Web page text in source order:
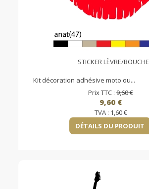
STICKER LÈVRE/BOUCHE
Kit décoration adhésive moto ou...
Prix TTC : 9,60 €
9,60 €
TVA : 1,60 €
DÉTAILS DU PRODUIT